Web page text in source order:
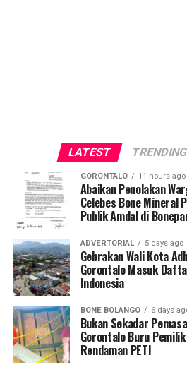
LATEST TRENDING
GORONTALO 11 hours ago
Abaikan Penolakan
Celebes Bone Mineral
Publik Amdal di
ADVERTORIAL 5 days ago
Gebrakan Wali Kota
Gorontalo Masuk
Indonesia
BONE BOLANGO 6 days
Bukan Sekadar
Gorontalo Buru
Rendaman PETI